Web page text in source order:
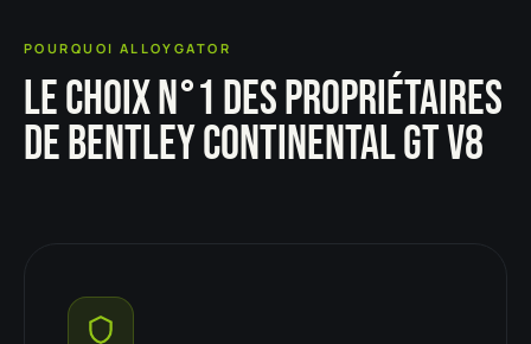
POURQUOI ALLOYGATOR
LE CHOIX N°1 DES PROPRIÉTAIRES
DE BENTLEY CONTINENTAL GT V8